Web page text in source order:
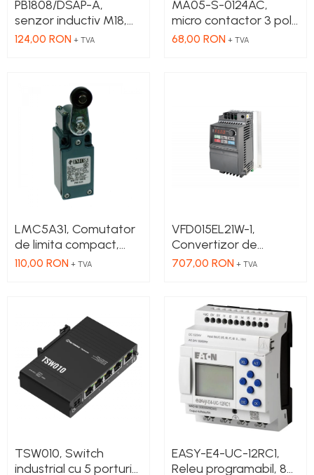
PB1808/DSAP-A,
senzor inductiv M18,
Sn 8mm, 10-36 VDC,
124,00 RON + TVA
MA05-S-0124AC,
micro contactor 3 poli
NO, 2.2 kW, 5 A, Aux
68,00 RON + TVA
LMC5A31, Comutator
de limita compact,
parghie cu role
110,00 RON + TVA
VFD015EL21W-1,
Convertizor de
frecventa, putere 1.5
VAC, consola
integrata, RS-485
707,00 RON + TVA
TSW010, Switch
industrial cu 5 porturi
EASY-E4-UC-12RC1,
Releu programabil, 8A,